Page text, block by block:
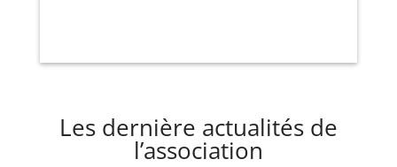
Les dernière actualités de
l’association